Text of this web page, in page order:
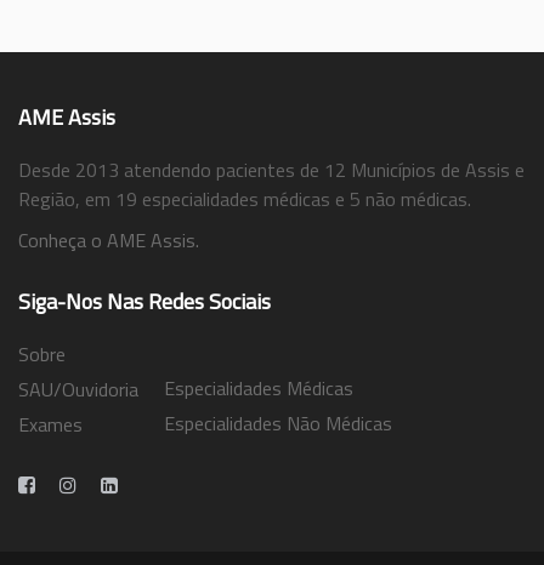
AME Assis
Desde 2013 atendendo pacientes de 12 Municípios de Assis e
Região, em 19 especialidades médicas e 5 não médicas.
Conheça o AME Assis.
Siga-Nos Nas Redes Sociais
Sobre
SAU/Ouvidoria
Exames
Especialidades Médicas
Especialidades Não Médicas